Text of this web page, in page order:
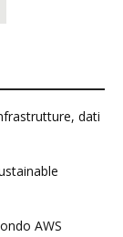
dati
AWS